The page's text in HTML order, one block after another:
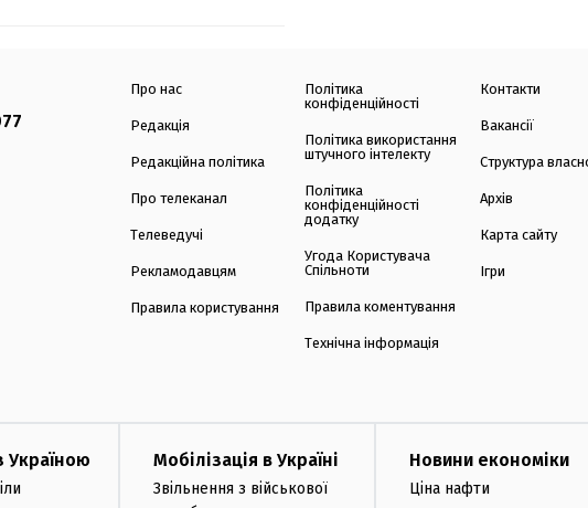
Про нас
Редакція
Редакційна політика
Про телеканал
Телеведучі
Рекламодавцям
Правила користування
Політика
конфіденційності
Політика використання
штучного інтелекту
Політика
конфіденційності
додатку
Угода Користувача
Спільноти
Правила коментування
Технічна інформація
Контакти
Вакансії
Структура
Архів
Карта сайту
Ігри
Україною Мобілізація в Україні
Звільнення з військової
Новини економіки
Ціна нафти